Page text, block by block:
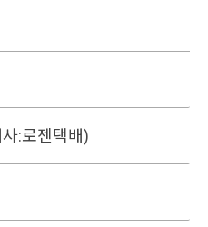
:로젠택배)